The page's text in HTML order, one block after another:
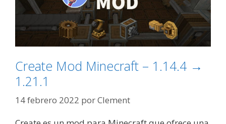
Create Mod Minecraft – 1.14.4 →
1.21.1
14 febrero 2022 porClement